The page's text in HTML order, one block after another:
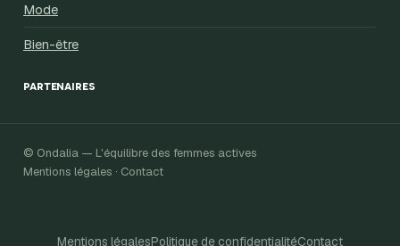
Mode
Bien-être
PARTENAIRES
© Ondalia — L'équilibre des femmes actives
Mentions légales · Contact
Mentions légalesPolitique de confidentialitéContact